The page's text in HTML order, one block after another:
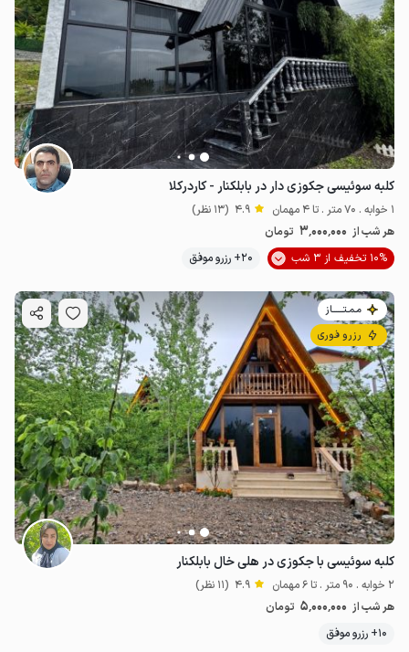
کلبه سوئیسی جکوزی دار در بابلکنار - کاردرکلا
1 خوابه . 70 متر . تا 4 مهمان 4.9 (13 نظر)
هر شب از 3٬000٬000 تومان
10% تخفیف از 3 شب
20+ رزرو موفق
مـمـتــــــاز
رزرو فوری
کلبه سوئیسی با جکوزی در هلی خال بابلکنار
2 خوابه . 90 متر . تا 6 مهمان 4.9 (11 نظر)
هر شب از 5٬000٬000 تومان
10+ رزرو موفق